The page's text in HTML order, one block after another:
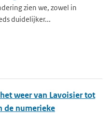
zien we, zowel in
duidelijker...
weer van Lavoisier tot
de numerieke